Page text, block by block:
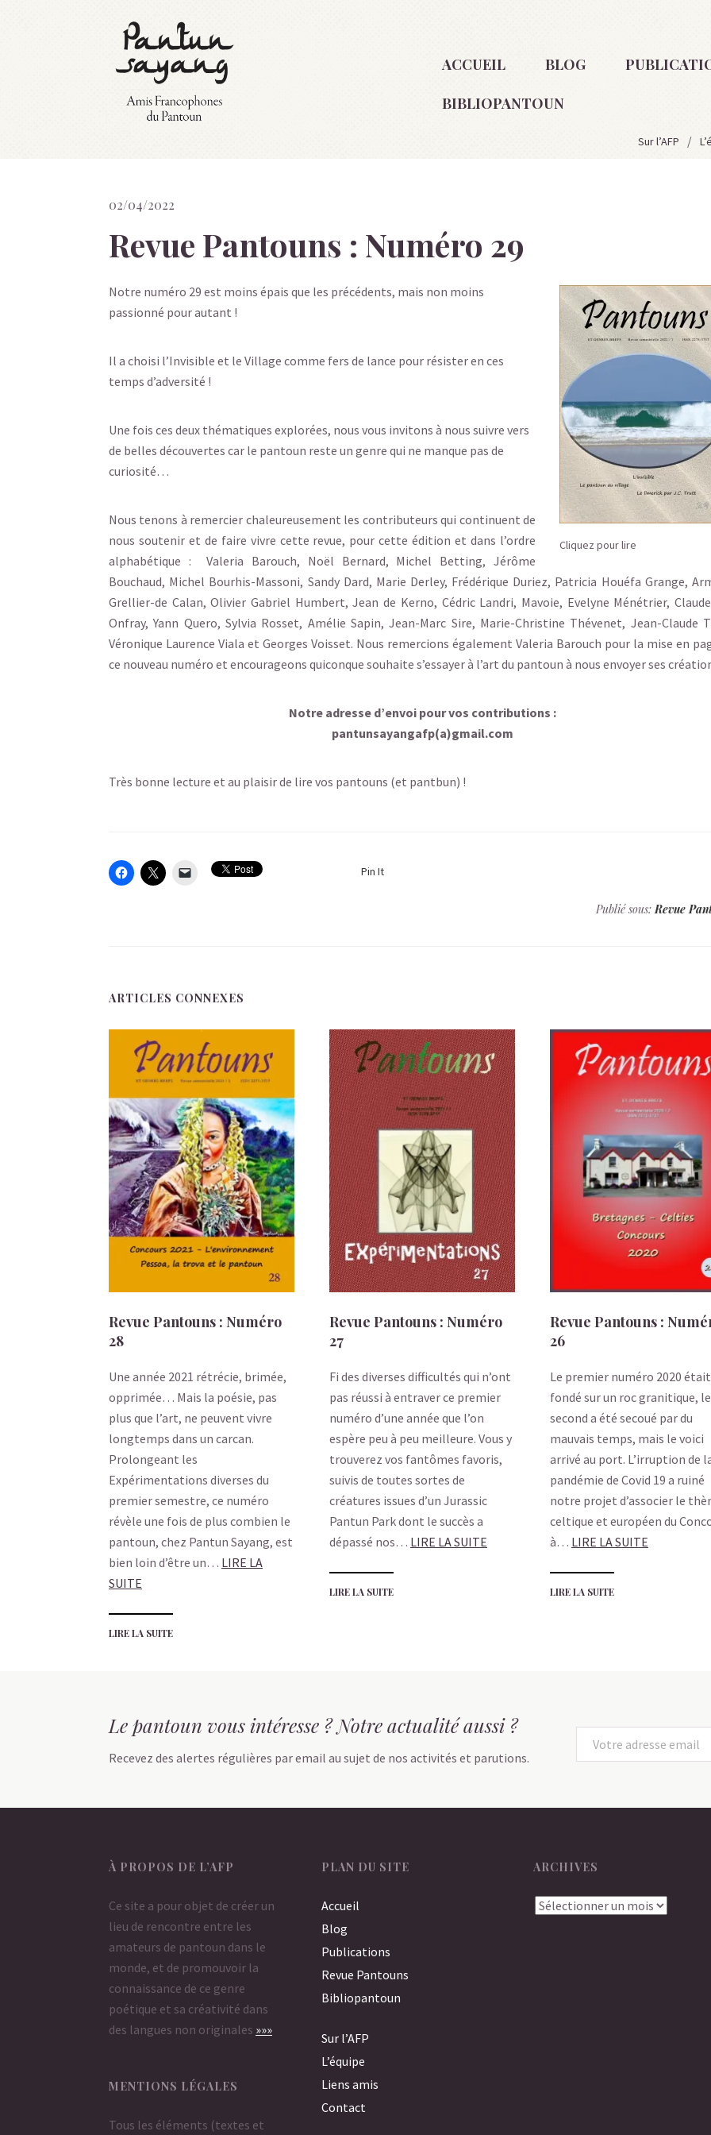
ACCUEIL BLOG
BIBLIOPANTOUN
Sur l’AFP
02/04/2022
Revue Pantouns : Numéro 29
Cliquez pour lire
Notre numéro 29 est moins épais que les précédents, mais non moins
passionné pour autant !
Il a choisi l’Invisible et le Village comme fers de lance pour résister en ces
temps d’adversité !
Une fois ces deux thématiques explorées, nous vous invitons à nous suivre vers
de belles découvertes car le pantoun reste un genre qui ne manque pas de
curiosité…
Nous tenons à remercier chaleureusement les contributeurs qui continuent de
nous soutenir et de faire vivre cette revue, pour cette édition et dans l’ordre
alphabétique : Valeria Barouch, Noël Bernard, Michel Betting, Jérôme
Bouchaud, Michel Bourhis-Massoni, Sandy Dard, Marie Derley, Frédérique Duriez, Patricia Houéfa Grange,
Grellier-de Calan, Olivier Gabriel Humbert, Jean de Kerno, Cédric Landri, Mavoie, Evelyne Ménétrier,
Onfray, Yann Quero, Sylvia Rosset, Amélie Sapin, Jean-Marc Sire, Marie-Christine Thévenet, Jean-Claude
Véronique Laurence Viala et Georges Voisset. Nous remercions également Valeria Barouch pour la mise en
ce nouveau numéro et encourageons quiconque souhaite s’essayer à l’art du pantoun à nous envoyer ses
Notre adresse d’envoi pour vos contributions :
pantunsayangafp(a)gmail.com
Très bonne lecture et au plaisir de lire vos pantouns (et pantbun) !
Pin It
Publié sous:Revue
ARTICLES CONNEXES
Revue Pantouns : Numéro
28
Une année 2021 rétrécie, brimée,
opprimée… Mais la poésie, pas
plus que l’art, ne peuvent vivre
longtemps dans un carcan.
Prolongeant les
Expérimentations diverses du
premier semestre, ce numéro
révèle une fois de plus combien le
pantoun, chez Pantun Sayang, est
bien loin d’être un… LIRE LA
SUITE
LIRE LA SUITE
Revue Pantouns : Numéro
27
Fi des diverses difficultés qui n’ont
pas réussi à entraver ce premier
numéro d’une année que l’on
espère peu à peu meilleure. Vous y
trouverez vos fantômes favoris,
suivis de toutes sortes de
créatures issues d’un Jurassic
Pantun Park dont le succès a
dépassé nos… LIRE LA SUITE
LIRE LA SUITE
Revue Pantouns :
26
Le premier numéro 2020 était
fondé sur un roc granitique, le
second a été secoué par du
mauvais temps, mais le voici
arrivé au port. L’irruption de
pandémie de Covid 19 a ruiné
notre projet d’associer le
celtique et européen du
à… LIRE LA SUITE
LIRE LA SUITE
Le pantoun vous intéresse ? Notre actualité aussi ?
Recevez des alertes régulières par email au sujet de nos activités et parutions.
À PROPOS DE L’AFP
Ce site a pour objet de créer un
lieu de rencontre entre les
amateurs de pantoun dans le
monde, et de promouvoir la
connaissance de ce genre
poétique et sa créativité dans
des langues non originales »»»
MENTIONS LÉGALES
Tous les éléments (textes et
PLAN DU SITE
Accueil
Blog
Publications
Revue Pantouns
Bibliopantoun
Sur l’AFP
L’équipe
Liens amis
Contact
ARCHIVES
Archives